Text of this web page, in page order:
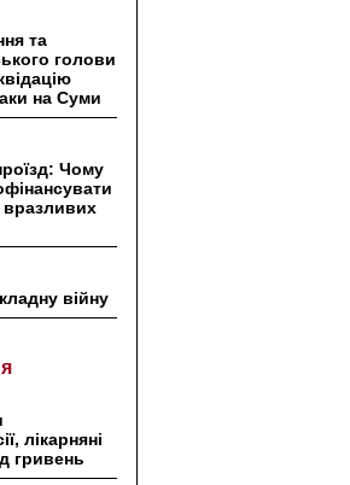
та
голови
на Суми
Чому
вразливих
війну
лікарняні
гривень